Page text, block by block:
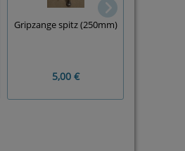
Gripzange spitz (250mm)
5,00 €